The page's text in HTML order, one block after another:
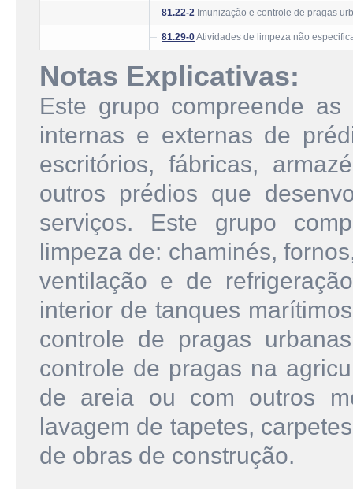
81.22-2 Imunização e controle de pragas
81.29-0Atividades de limpeza não
Notas Explicativas:
Este grupo compreende
internas e externas de
escritórios, fábricas,
outros prédios que
serviços. Este grupo
limpeza de: chaminés,
ventilação e de
interior de tanques
controle de pragas
controle de pragas na
de areia ou com outros
lavagem de tapetes,
de obras de construção.